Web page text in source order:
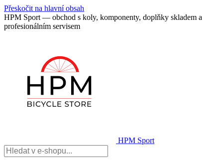
Přeskočit na hlavní obsah
HPM Sport — obchod s koly, komponenty, doplňky skladem a
profesionálním servisem
HPM Sport